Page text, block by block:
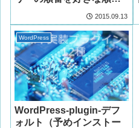
2015.09.13
WordPress
WordPress-plugin-デフ
ォルト（予めインストー